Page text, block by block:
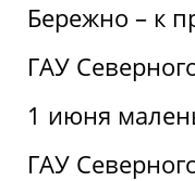
Бережно – к
ГАУ
1 июня
ГАУ